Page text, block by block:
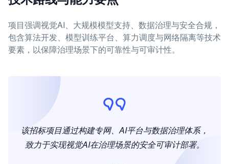
项目强调视觉AI、大规模模型支持、数据治理与安全合规，
包含算法开发、模型训练平台、算力调度与网络隔离等技术
要素，以保障治理场景下的可靠性与可审计性。
该招标项目通过构建专网、AI平台与数据治理体系，
致力于实现视觉AI在治理场景的安全可审计部署。